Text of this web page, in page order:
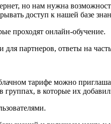
но нам нужна
доступ к нашей базе
проходят онлайн-обучение.
партнеров, ответы на
тарифе можно
группах, в которые их